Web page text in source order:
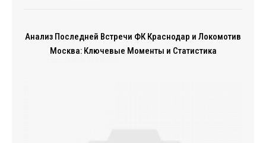
Анализ Последней Встречи ФК Краснодар и Локомотив
Москва: Ключевые Моменты и Статистика